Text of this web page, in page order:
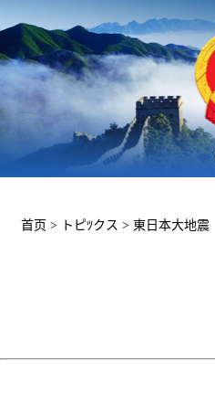
首页 > トピﾂクス > 東日本大地震